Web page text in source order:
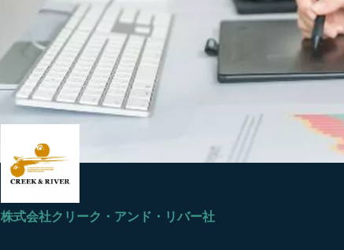
株式会社クリーク・アンド・リバー社